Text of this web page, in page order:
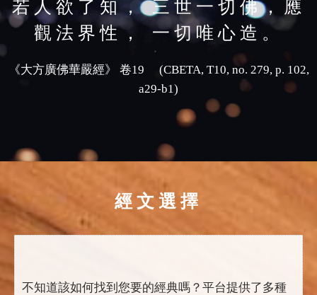
若人欲了知， 三世一切佛，
應
觀法界性， 一切唯心造。
《大方廣佛華嚴經》 卷19 (CBETA, T10, no. 279, p. 102,
a29-b1)
經文選擇
不知道該如何找到您要的經典嗎？平台提供了多種